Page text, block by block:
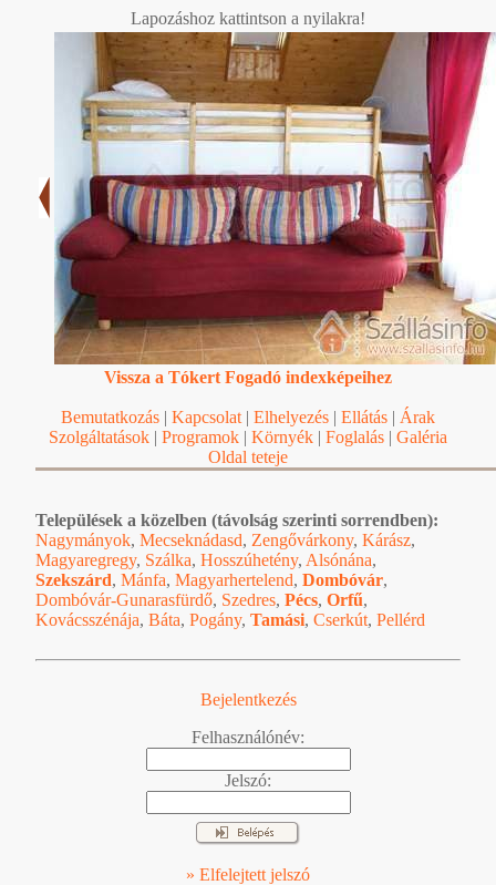
Lapozáshoz kattintson a nyilakra!
Vissza a Tókert Fogadó indexképeihez
Bemutatkozás | Kapcsolat | Elhelyezés | Ellátás | Árak
Szolgáltatások | Programok | Környék | Foglalás | Galéria
Oldal teteje
Települések a közelben (távolság szerinti sorrendben):
Nagymányok, Mecseknádasd, Zengővárkony, Kárász,
Magyaregregy, Szálka, Hosszúhetény, Alsónána,
Szekszárd, Mánfa, Magyarhertelend, Dombóvár,
Dombóvár-Gunarasfürdő, Szedres, Pécs, Orfű,
Kovácsszénája, Báta, Pogány, Tamási, Cserkút, Pellérd
Bejelentkezés
Felhasználónév:
Jelszó:
» Elfelejtett jelszó